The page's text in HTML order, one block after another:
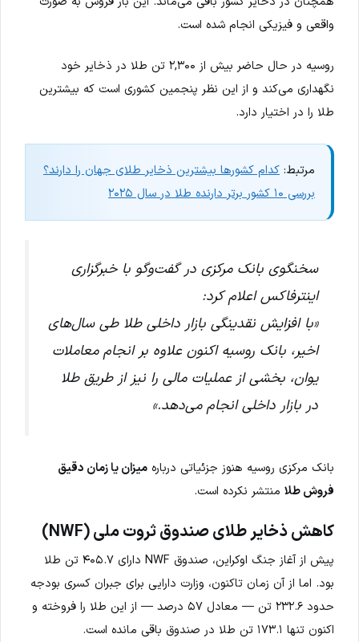
واقعی و فیزیکی انجام شده است.
روسیه در حال حاضر بیش از ۲,۳۰۰ تن طلا در ذخایر خود
نگهداری می‌کند و از این نظر پنجمین کشوری است که بیشترین
طلا را در اختیار دارد.
مرتبط: کدام کشورها بیشترین ذخایر طلای جهان را دارند؟
بررسی ۱۰ کشور برتر دارنده طلا در سال ۲۰۲۵
سخنگوی بانک مرکزی در گفت‌وگو با خبرگزاری
اینترفاکس اعلام کرد:
«با افزایش نقدینگی بازار داخلی طلا طی سال‌های
اخیر، بانک روسیه اکنون علاوه بر انجام معاملات
یوان، بخشی از عملیات مالی را نیز از طریق طلا
در بازار داخلی انجام می‌دهد.»
بانک مرکزی روسیه هنوز جزئیاتی درباره میزان یا زمان دقیق
فروش طلا منتشر نکرده است.
کاهش ذخایر طلای صندوق ثروت ملی (NWF)
پیش از آغاز جنگ اوکراین، صندوق NWF دارای ۴۰۵.۷ تن طلا
بود. اما از آن زمان تاکنون، وزارت دارایی برای جبران کسری بودجه
حدود ۲۳۲.۶ تن — معادل ۵۷ درصد — از این طلا را فروخته و
اکنون تنها ۱۷۳.۱ تن طلا در صندوق باقی مانده است.